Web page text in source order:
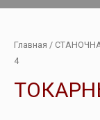
Главная /
4